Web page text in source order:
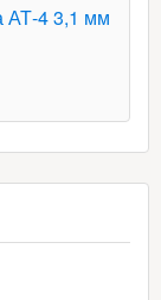
АТ-4 3,1 мм